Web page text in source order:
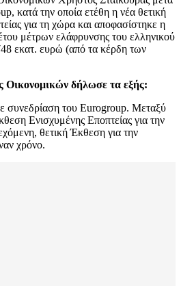
κατά την οποία ετέθη η νέα θετική
για τη χώρα και αποφασίστηκε η
μέτρων ελάφρυνσης του ελληνικού
εκατ. ευρώ (από τα κέρδη των
Οικονομικών δήλωσε τα εξής:
συνεδρίαση του Eurogroup. Μεταξύ
Ενισχυμένης Εποπτείας για την
θετική Έκθεση για την
χρόνο.